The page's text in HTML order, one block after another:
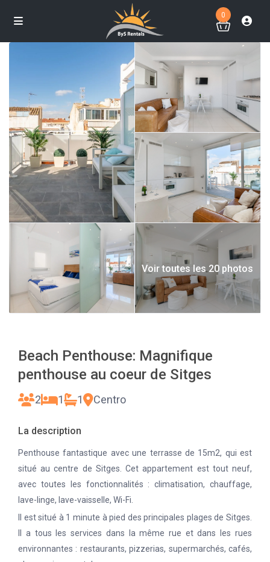
0
Voir toutes les 20 photos
Beach Penthouse: Magnifique
penthouse au coeur de Sitges
2 1 1 Centro
La description
Penthouse fantastique avec une terrasse de 15m2, qui est
situé au centre de Sitges.Cet appartement est tout neuf,
avec toutes les fonctionnalités : climatisation, chauffage,
lave-linge, lave-vaisselle, Wi-Fi.
Il est situé à 1 minute à pied des principales plages de Sitges.
Il a tous les services dans la même rue et dans les rues
environnantes : restaurants, pizzerias, supermarchés, cafés,